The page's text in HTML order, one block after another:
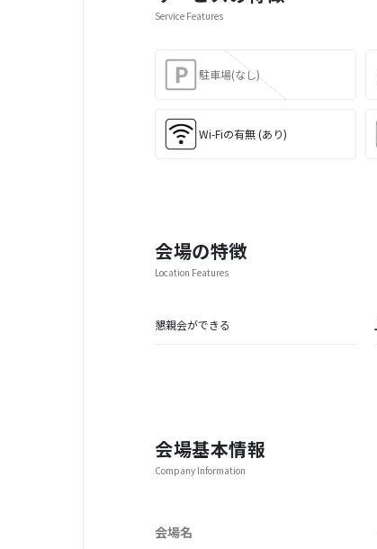
Service Features
駐車場(なし)
Wi-Fiの有無 (あり)
会場の特徴
Location Features
懇親会ができる
会場基本情報
Company Information
会場名